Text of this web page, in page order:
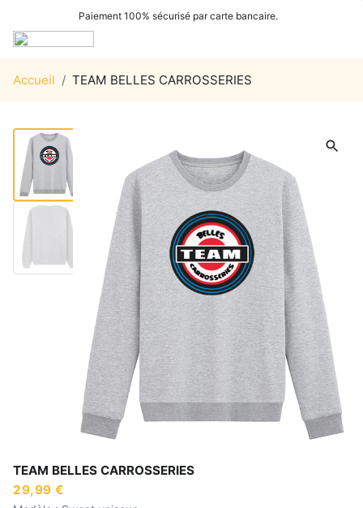
Paiement 100% sécurisé par carte bancaire.
Accueil / TEAM BELLES CARROSSERIES
TEAM BELLES CARROSSERIES
29,99 €